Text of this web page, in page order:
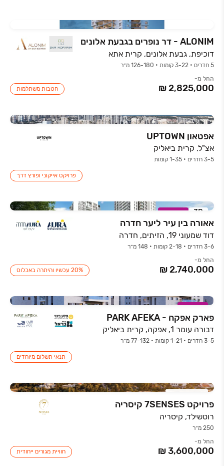
ALONIM - דר נופרים בגבעת אלונים
דוכיפת, גבעת אלונים, קרית אתא
5 חדרים • 3-22 קומות • 126-180 מ״ר
החל מ-
הטבות משתלמות
אפטאון UPTOWN
אצ"ל, קרית ביאליק
3-5 חדרים • 1-35 קומות
פרויקט אייקוני ופורץ דרך
3D במבצע
אאורה בין עיר ליער חדרה
דוד שמעוני 19, הזיתים, חדרה
3-6 חדרים • 2-18 קומות • 148 מ״ר
החל מ-
20% עכשיו והיתרה באכלוס
במבצע
פארק אפקה - PARK AFEKA
דבורה עומר 1, אפקה, קרית ביאליק
3-5 חדרים • 1-21 קומות • 77-132 מ״ר
תנאי תשלום מיוחדים
פרויקט 7SENSES קיסריה
רוטשילד, קיסריה
250 מ״ר
החל מ-
חוויית מגורים ייחודית